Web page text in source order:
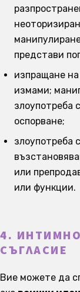
представи
изпращане
измами;
злоупотреба
оспорване;
злоупотреба
или
или функции.
4.
СЪГЛАСИЕ
Вие можете да